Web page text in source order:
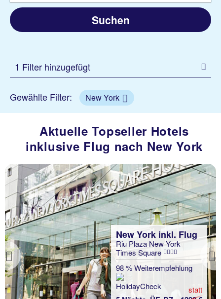
Suchen
1 Filter hinzugefügt
Gewählte Filter: New York
Aktuelle Topseller Hotels
inklusive Flug nach New York
Previous
New York inkl. Flug
Riu Plaza New York
Times Square
98 % Weiterempfehlung
statt